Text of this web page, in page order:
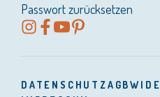
Passwort zurücksetzen
DATENSCHUTZAGB